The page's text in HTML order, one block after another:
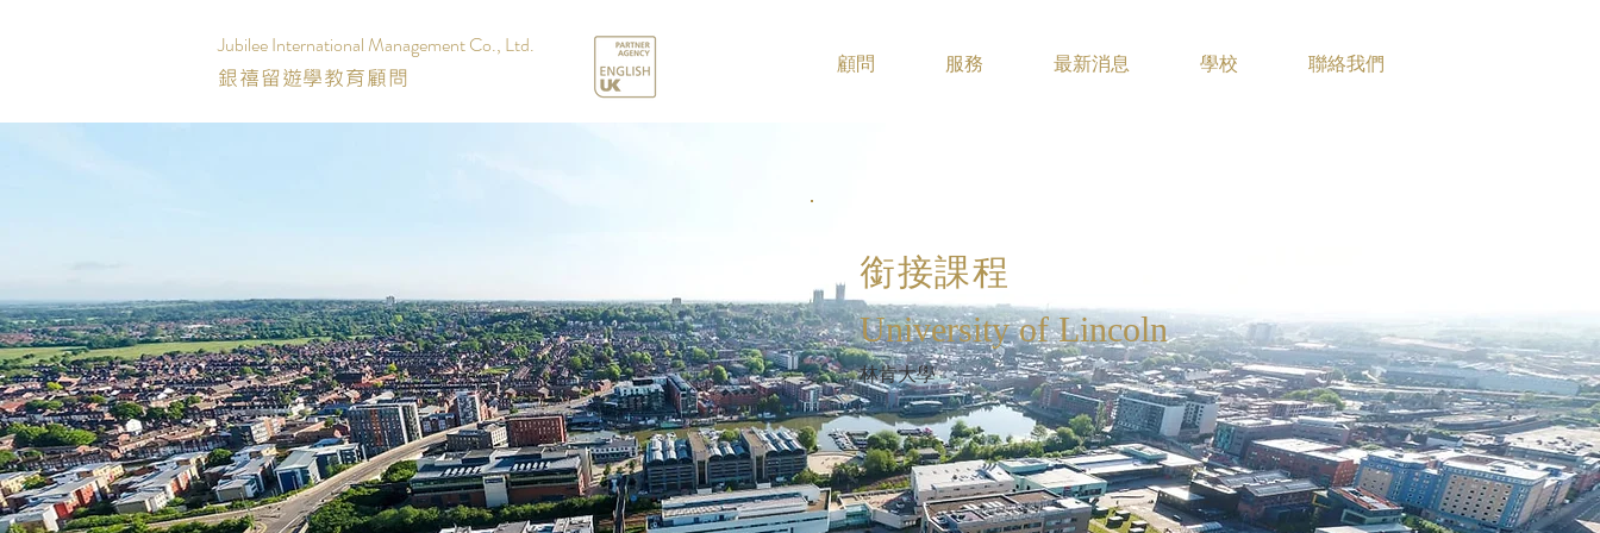
Jubilee International Management Co., Ltd.
銀禧留遊學教育顧問 顧問 服務 最新消息 學校 聯絡我們
銜接課程
University of Lincoln
林肯大學